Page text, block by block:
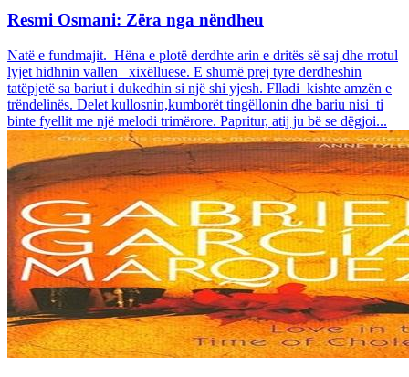
Resmi Osmani: Zëra nga nëndheu
Natë e fundmajit. Hëna e plotë derdhte arin e dritës së saj dhe rrotul
lyjet hidhnin vallen xixëlluese. E shumë prej tyre derdheshin
tatëpjetë sa bariut i dukedhin si një shi yjesh. Flladi kishte amzën e
trëndelinës. Delet kullosnin,kumborët tingëllonin dhe bariu nisi ti
binte fyellit me një melodi trimërore. Papritur, atij ju bë se dëgjoi...